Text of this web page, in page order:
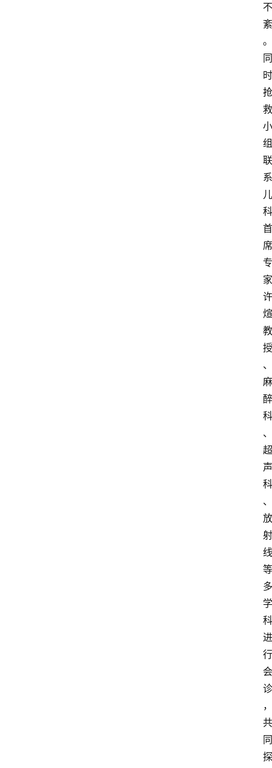
不
紊
。
同
时
抢
救
小
组
联
系
儿
科
首
席
专
家
许
煊
教
授
、
麻
醉
科
、
超
声
科
、
放
射
线
等
多
学
科
进
行
会
诊
，
共
同
探